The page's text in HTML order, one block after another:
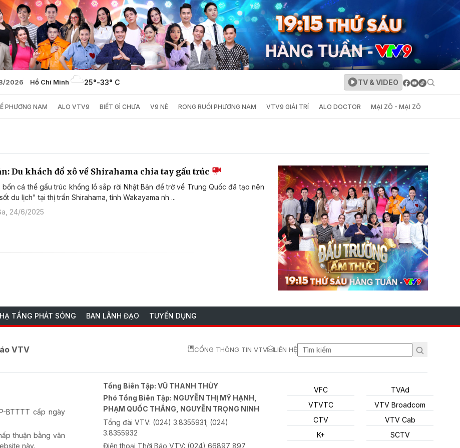
2026 Hồ Chí Minh 25°-33° C TV & VIDEO
PHƯƠNG NAM ALO VTV9 BIẾT GÌ CHƯA V9 NÈ RONG RUỔI PHƯƠNG NAM VTV9 GIẢI TRÍ ALO DOCTOR MẠI ZÔ - MẠI ZÔ
Du khách đổ xô về Shirahama chia tay gấu trúc
bốn cá thể gấu trúc khổng lồ sắp rời Nhật Bản để trở về Trung Quốc đã tạo nên
du lịch" tại thị trấn Shirahama, tỉnh Wakayama nh ...
24/6/2025
HẠ TẦNG PHÁT SÓNG BAN LÃNH ĐẠO TUYỂN DỤNG
VTV CỔNG THÔNG TIN VTV LIÊN HỆ
BTTTT cấp ngày
thuận bằng văn
này.
Tổng Biên Tập:VŨ THANH THỦY
Phó Tổng Biên Tập: NGUYỄN THỊ MỸ HẠNH,
PHẠM QUỐC THẮNG, NGUYỄN TRỌNG NINH
Tổng đài VTV: (024) 3.8355931; (024)
3.8355932
Điện thoại Thời Báo VTV: (024) 66897 897
VFC
VTVTC
CTV
K+
TVAd
VTV Broadcom
VTV Cab
SCTV